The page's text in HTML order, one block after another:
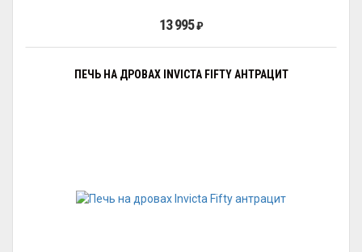
13 995₽
ПЕЧЬ НА ДРОВАХ INVICTA FIFTY АНТРАЦИТ